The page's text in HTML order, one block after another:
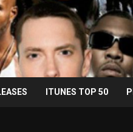
ITUNES TOP 50